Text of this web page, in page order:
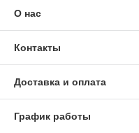
О нас
Контакты
Доставка и оплата
График работы